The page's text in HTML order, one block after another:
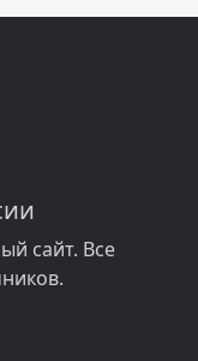
сайт. Все